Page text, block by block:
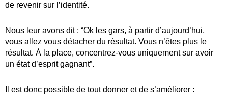
de revenir sur l’identité.
Nous leur avons dit : “Ok les gars, à partir d’aujourd’hui,
vous allez vous détacher du résultat. Vous n’êtes plus le
résultat. À la place, concentrez-vous uniquement sur avoir
un état d’esprit gagnant”.
Il est donc possible de tout donner et de s’améliorer :